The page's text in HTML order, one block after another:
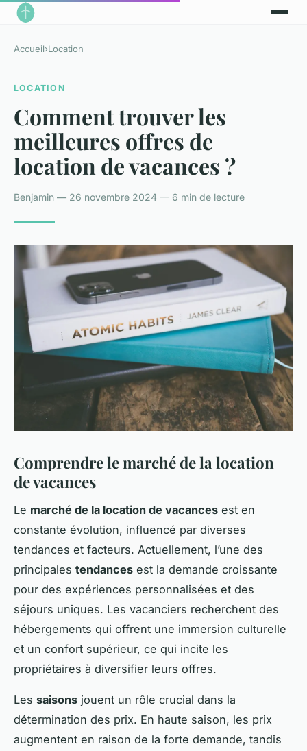
Accueil›Location
LOCATION
Comment trouver les
meilleures offres de
location de vacances ?
Benjamin — 26 novembre 2024 — 6 min de lecture
Comprendre le marché de la location
de vacances
Le marché de la location de vacances est en
constante évolution, influencé par diverses
tendances et facteurs. Actuellement, l’une des
principales tendances est la demande croissante
pour des expériences personnalisées et des
séjours uniques. Les vacanciers recherchent des
hébergements qui offrent une immersion culturelle
et un confort supérieur, ce qui incite les
propriétaires à diversifier leurs offres.
Les saisons jouent un rôle crucial dans la
détermination des prix. En haute saison, les prix
augmentent en raison de la forte demande, tandis